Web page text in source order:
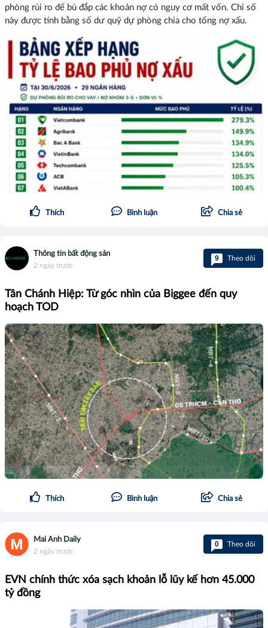
phòng rủi ro để bù đắp các khoản nợ có nguy cơ mất vốn. Chỉ số
này được tính bằng số dư quỹ dự phòng chia cho tổng nợ xấu.
Thích Bình luận Chia sẻ
Thông tin bất động sản
2 ngày trước
9 Theo dõi
Tân Chánh Hiệp: Từ góc nhìn của Biggee đến quy
hoạch TOD
Thích Bình luận Chia sẻ
Mai Anh Daily
2 ngày trước
0 Theo dõi
EVN chính thức xóa sạch khoản lỗ lũy kế hơn 45.000
tỷ đồng